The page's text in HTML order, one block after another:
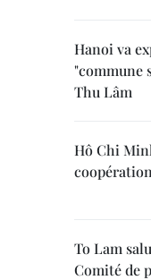
Hanoi va
"commune
Thu Lâm
Hô Chi
To Lam
Comité de